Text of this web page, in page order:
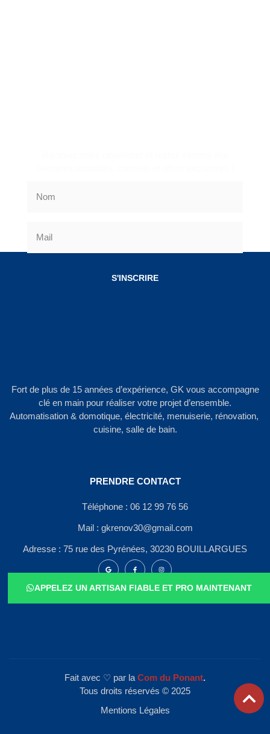
APPELEZ UN ARTISAN FIABLE ET PRO MAINTENANT
S'INSCRIRE
Fort de plus de 15 années d’expérience, GK vous accompagne
clé en main pour réaliser votre projet d’ensemble.
Automatisation & domotique, électricité, menuiserie, rénovation,
cuisine, salle de bain.
PRENDRE CONTACT
Téléphone : 06 12 99 76 56
Mail : gkrenov30@gmail.com
Adresse : 75 rue des Pyrénées, 30230 BOUILLARGUES
Fait avec ♡ par la Com du Ponant.
Tous droits réservés © 2025
Mentions Légales